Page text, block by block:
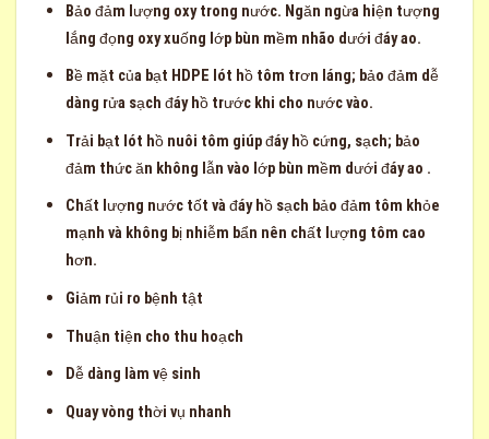
Bảo đảm lượng oxy trong nước. Ngăn ngừa hiện tượng
lắng đọng oxy xuống lớp bùn mềm nhão dưới đáy ao.
Bề mặt của bạt HDPE lót hồ tôm trơn láng; bảo đảm dễ
dàng rửa sạch đáy hồ trước khi cho nước vào.
Trải bạt lót hồ nuôi tôm giúp đáy hồ cứng, sạch; bảo
đảm thức ăn không lẫn vào lớp bùn mềm dưới đáy ao .
Chất lượng nước tốt và đáy hồ sạch bảo đảm tôm khỏe
mạnh và không bị nhiễm bẩn nên chất lượng tôm cao
hơn.
Giảm rủi ro bệnh tật
Thuận tiện cho thu hoạch
Dễ dàng làm vệ sinh
Quay vòng thời vụ nhanh